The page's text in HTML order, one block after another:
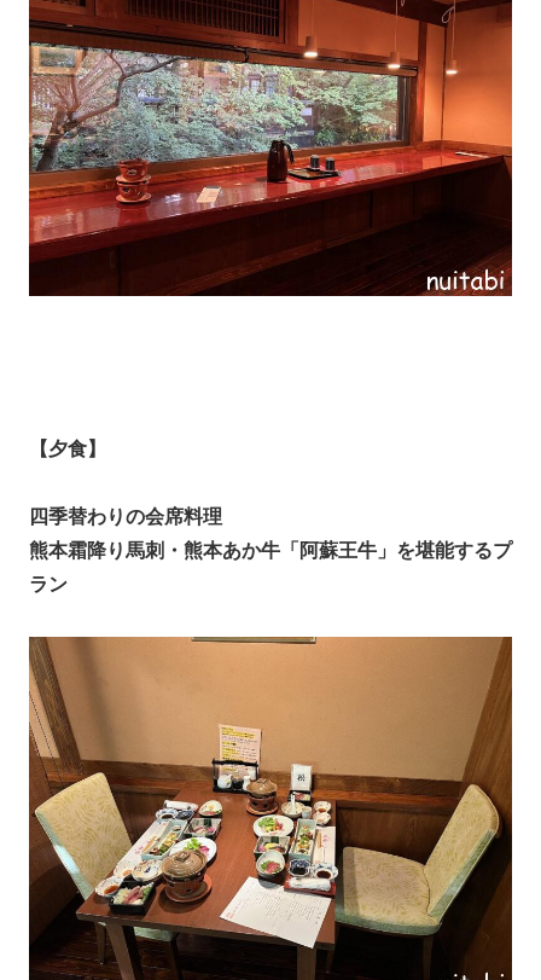
【夕食】
四季替わりの会席料理
熊本霜降り馬刺・熊本あか牛「阿蘇王牛」を堪能するプ
ラン